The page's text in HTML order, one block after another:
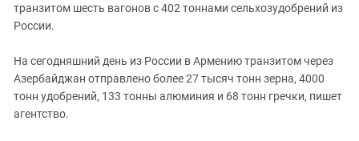
транзитом шесть вагонов с 402 тоннами сельхозудобрений из
России.
На сегодняшний день из России в Армению транзитом через
Азербайджан отправлено более 27 тысяч тонн зерна, 4000
тонн удобрений, 133 тонны алюминия и 68 тонн гречки, пишет
агентство.